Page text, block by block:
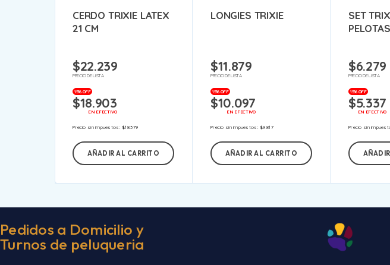
CERDO TRIXIE LATEX
21 CM
$22.239
PRECIO DE LISTA
15% OFF
$18.903
EN EFECTIVO
Precio sin impuestos:$18.379
AÑADIR AL CARRITO
LONGIES TRIXIE
$11.879
PRECIO DE LISTA
15% OFF
$10.097
EN EFECTIVO
Precio sin impuestos:$9.817
AÑADIR AL CARRITO
SET
$6.279
PRECIO DE LISTA
15% OFF
$5.337
EN EFECTIVO
Precio sin
Pedidos a Domicilio y
Turnos de peluqueria